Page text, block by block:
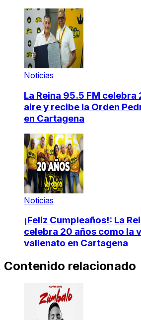
Noticias
La Reina 95.5 FM celebra
aire y recibe la Orden
en Cartagena
Noticias
¡Feliz Cumpleaños!: La
celebra 20 años como la
vallenato en Cartagena
Contenido relacionado